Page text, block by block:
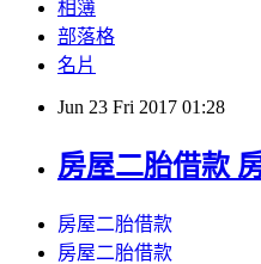
相簿
部落格
名片
Jun 23 Fri 2017 01:28
房屋二胎借款
房屋二胎借款
房屋二胎借款